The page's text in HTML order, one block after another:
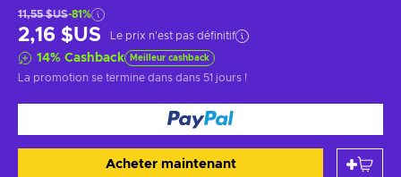
11,55 $US-81%
2,16 $US Le prix n'est pas définitif
14% Cashback Meilleur cashback
La promotion se termine dans dans 51 jours !
Acheter maintenant